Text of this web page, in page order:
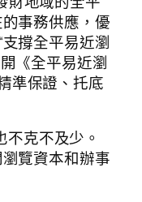
事務供應，優
撐全平易近瀏
《全平易近瀏
準保證、托底
克不及少。
覽資本和辦事